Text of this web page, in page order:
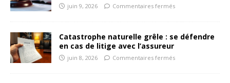
juin 9, 2026 Commentaires fermés
Catastrophe naturelle grêle : se défendre
en cas de litige avec l’assureur
juin 8, 2026 Commentaires fermés